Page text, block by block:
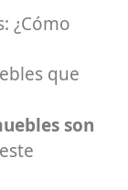
¿Cómo
que
son